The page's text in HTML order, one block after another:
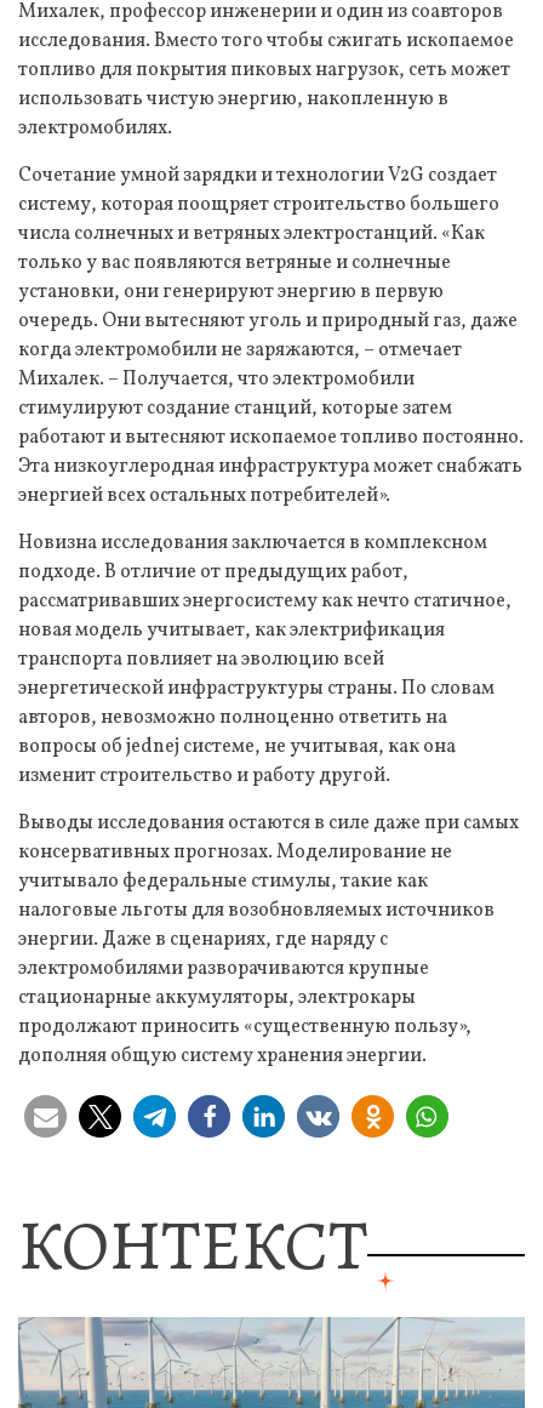
Михалек, профессор инженерии и один из соавторов
исследования. Вместо того чтобы сжигать ископаемое
топливо для покрытия пиковых нагрузок, сеть может
использовать чистую энергию, накопленную в
электромобилях.
Сочетание умной зарядки и технологии V2G создает
систему, которая поощряет строительство большего
числа солнечных и ветряных электростанций. «Как
только у вас появляются ветряные и солнечные
установки, они генерируют энергию в первую
очередь. Они вытесняют уголь и природный газ, даже
когда электромобили не заряжаются, – отмечает
Михалек. – Получается, что электромобили
стимулируют создание станций, которые затем
работают и вытесняют ископаемое топливо постоянно.
Эта низкоуглеродная инфраструктура может снабжать
энергией всех остальных потребителей».
Новизна исследования заключается в комплексном
подходе. В отличие от предыдущих работ,
рассматривавших энергосистему как нечто статичное,
новая модель учитывает, как электрификация
транспорта повлияет на эволюцию всей
энергетической инфраструктуры страны. По словам
авторов, невозможно полноценно ответить на
вопросы об jednej системе, не учитывая, как она
изменит строительство и работу другой.
Выводы исследования остаются в силе даже при самых
консервативных прогнозах. Моделирование не
учитывало федеральные стимулы, такие как
налоговые льготы для возобновляемых источников
энергии. Даже в сценариях, где наряду с
электромобилями разворачиваются крупные
стационарные аккумуляторы, электрокары
продолжают приносить «существенную пользу»,
дополняя общую систему хранения энергии.
КОНТЕКСТ